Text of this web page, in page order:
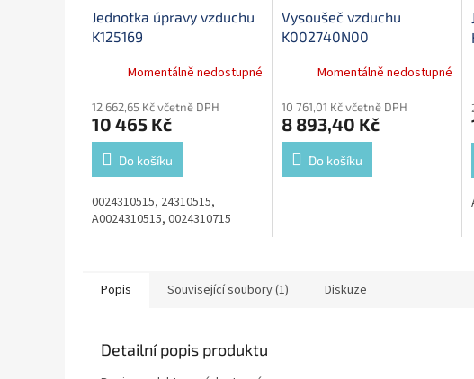
Jednotka úpravy vzduchu
K125169
Momentálně nedostupné
12 662,65 Kč včetně DPH
10 465 Kč
Do košíku
0024310515, 24310515,
A0024310515, 0024310715
Vysoušeč vzduchu
K002740N00
Momentálně nedostupné
10 761,01 Kč včetně DPH
8 893,40 Kč
Do košíku
Popis Související soubory (1) Diskuze
Detailní popis produktu